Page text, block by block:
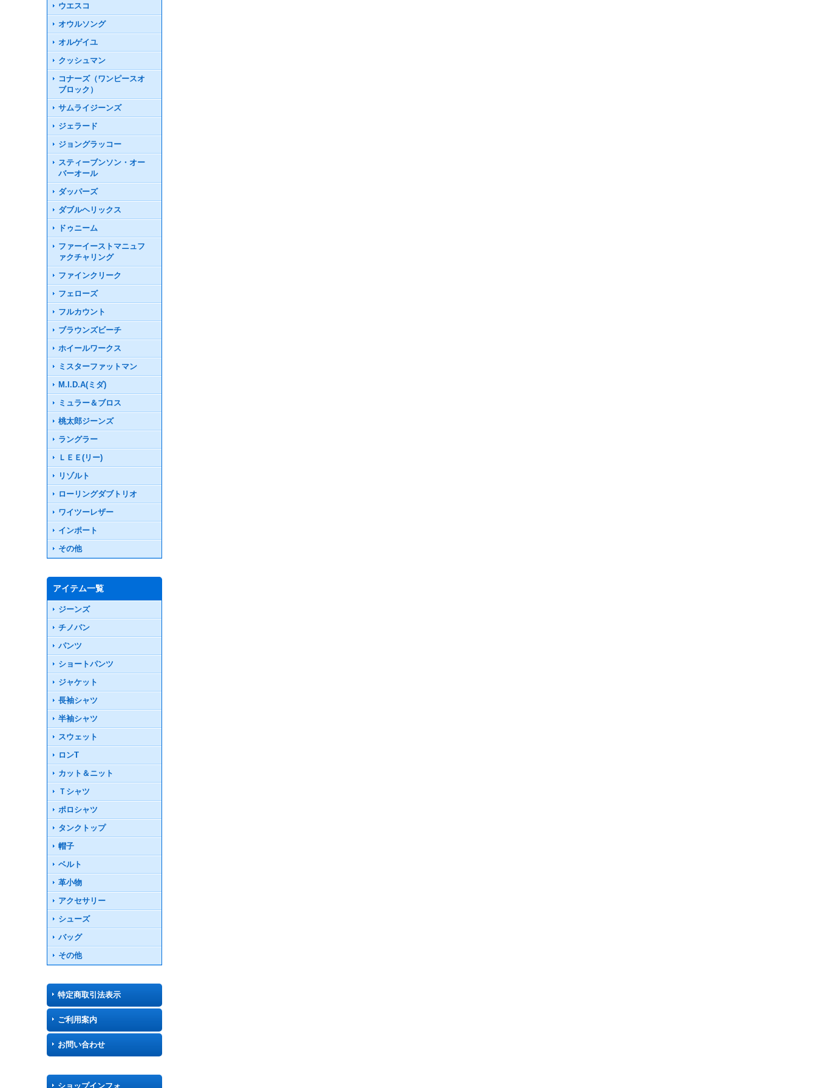
ウエスコ
オウルソング
オルゲイユ
クッシュマン
コナーズ（ワンピースオ
ブロック）
サムライジーンズ
ジェラード
ジョングラッコー
スティーブンソン・オー
バーオール
ダッパーズ
ダブルヘリックス
ドゥニーム
ファーイーストマニュフ
ァクチャリング
ファインクリーク
フェローズ
フルカウント
ブラウンズビーチ
ホイールワークス
ミスターファットマン
M.I.D.A(ミダ)
ミュラー＆ブロス
桃太郎ジーンズ
ラングラー
ＬＥＥ(リー)
リゾルト
ローリングダブトリオ
ワイツーレザー
インポート
その他
アイテム一覧
ジーンズ
チノパン
パンツ
ショートパンツ
ジャケット
長袖シャツ
半袖シャツ
スウェット
ロンT
カット＆ニット
Ｔシャツ
ポロシャツ
タンクトップ
帽子
ベルト
革小物
アクセサリー
シューズ
バッグ
その他
特定商取引法表示
ご利用案内
お問い合わせ
ショップインフォ